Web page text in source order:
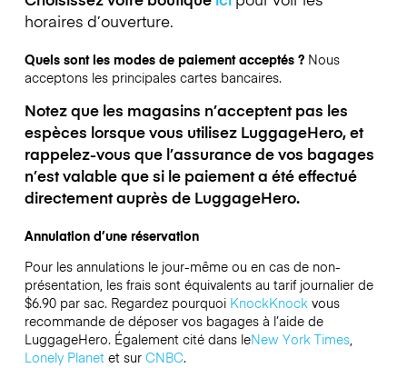
horaires d’ouverture.
Quels sont les modes de paiement acceptés ? Nous
acceptons les principales cartes bancaires.
Notez que les magasins n’acceptent pas les
espèces lorsque vous utilisez LuggageHero, et
rappelez-vous que l’assurance de vos bagages
n’est valable que si le paiement a été effectué
directement auprès de LuggageHero.
Annulation d’une réservation
Pour les annulations le jour-même ou en cas de non-
présentation, les frais sont équivalents au tarif journalier de
$6.90 par sac. Regardez pourquoi KnockKnockvous
recommande de déposer vos bagages à l’aide de
LuggageHero. Également cité dans leNew York Times,
Lonely Planetet sur CNBC.